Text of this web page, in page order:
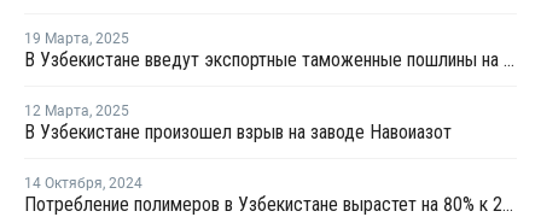
19 Марта, 2025
В Узбекистане введут экспортные таможенные пошлины на 86 видов товаров
12 Марта, 2025
В Узбекистане произошел взрыв на заводе Навоиазот
14 Октября, 2024
Потребление полимеров в Узбекистане вырастет на 80% к 2030 году